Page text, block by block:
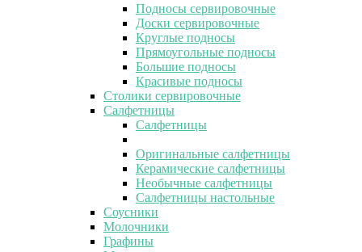
Подносы сервировочные
Доски сервировочные
Круглые подносы
Прямоугольные подносы
Большие подносы
Красивые подносы
Столики сервировочные
Салфетницы
Салфетницы
Оригинальные салфетницы
Керамические салфетницы
Необычные салфетницы
Салфетницы настольные
Соусники
Молочники
Графины